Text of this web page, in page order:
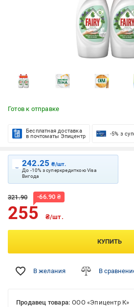
Готов к отправке
Бесплатная доставка
в почтоматы Эпицентр
-5% з
242.25₴/шт.
До -10% з суперкредиткою Visa
Вигода
321.90 -66.90 ₴
255 ₴/шт.
КУПИТЬ
В желания В
Продавец товара: ООО «Эпицентр К»